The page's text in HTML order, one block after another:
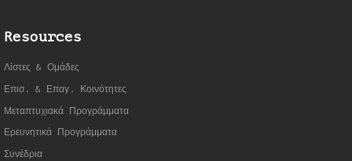
Resources
Λίστες & Ομάδες
Επισ. & Επαγ. Κοινότητες
Μεταπτυχιακά Προγράμματα
Ερευνητικά Προγράμματα
Συνέδρια